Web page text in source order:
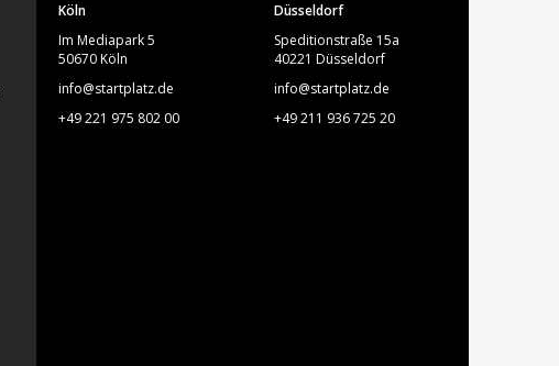
Köln
Im Mediapark 5
50670 Köln
info@startplatz.de
+49 221 975 802 00
Düsseldorf
Speditionstraße 15a
40221 Düsseldorf
info@startplatz.de
+49 211 936 725 20